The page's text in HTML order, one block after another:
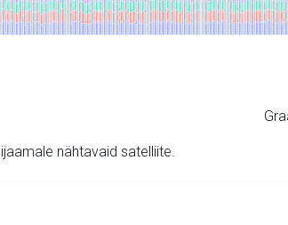
nähtavaid satelliite.